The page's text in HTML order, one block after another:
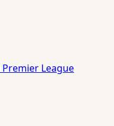
Premier League